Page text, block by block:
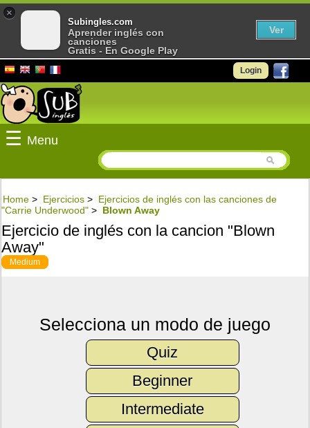
Login
☰ Menu
Home > Ejercicios > Ejercicios de inglés con las canciones de
"Carrie Underwood" > Blown Away
Ejercicio de inglés con la cancion "Blown
Away"
Medium
Selecciona un modo de juego
Quiz
Beginner
Intermediate
×
Subingles.com
Aprender inglés con
canciones
Gratis - En Google Play
Ver